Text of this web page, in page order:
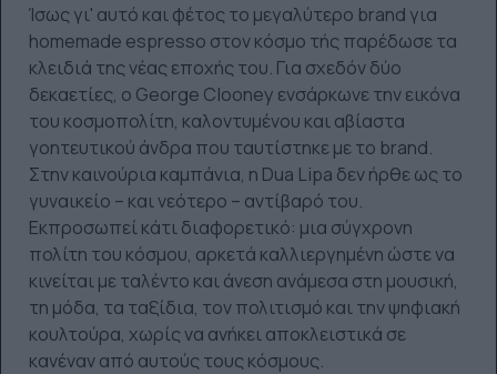
Ίσως γι' αυτό και φέτος το μεγαλύτερο brand για
homemade espresso στον κόσμο τής παρέδωσε τα
κλειδιά της νέας εποχής του. Για σχεδόν δύο
δεκαετίες, ο George Clooney ενσάρκωνε την εικόνα
του κοσμοπολίτη, καλοντυμένου και αβίαστα
γοητευτικού άνδρα που ταυτίστηκε με το brand.
Στην καινούρια καμπάνια, η Dua Lipa δεν ήρθε ως το
γυναικείο – και νεότερο – αντίβαρό του.
Εκπροσωπεί κάτι διαφορετικό: μια σύγχρονη
πολίτη του κόσμου, αρκετά καλλιεργημένη ώστε να
κινείται με ταλέντο και άνεση ανάμεσα στη μουσική,
τη μόδα, τα ταξίδια, τον πολιτισμό και την ψηφιακή
κουλτούρα, χωρίς να ανήκει αποκλειστικά σε
κανέναν από αυτούς τους κόσμους.